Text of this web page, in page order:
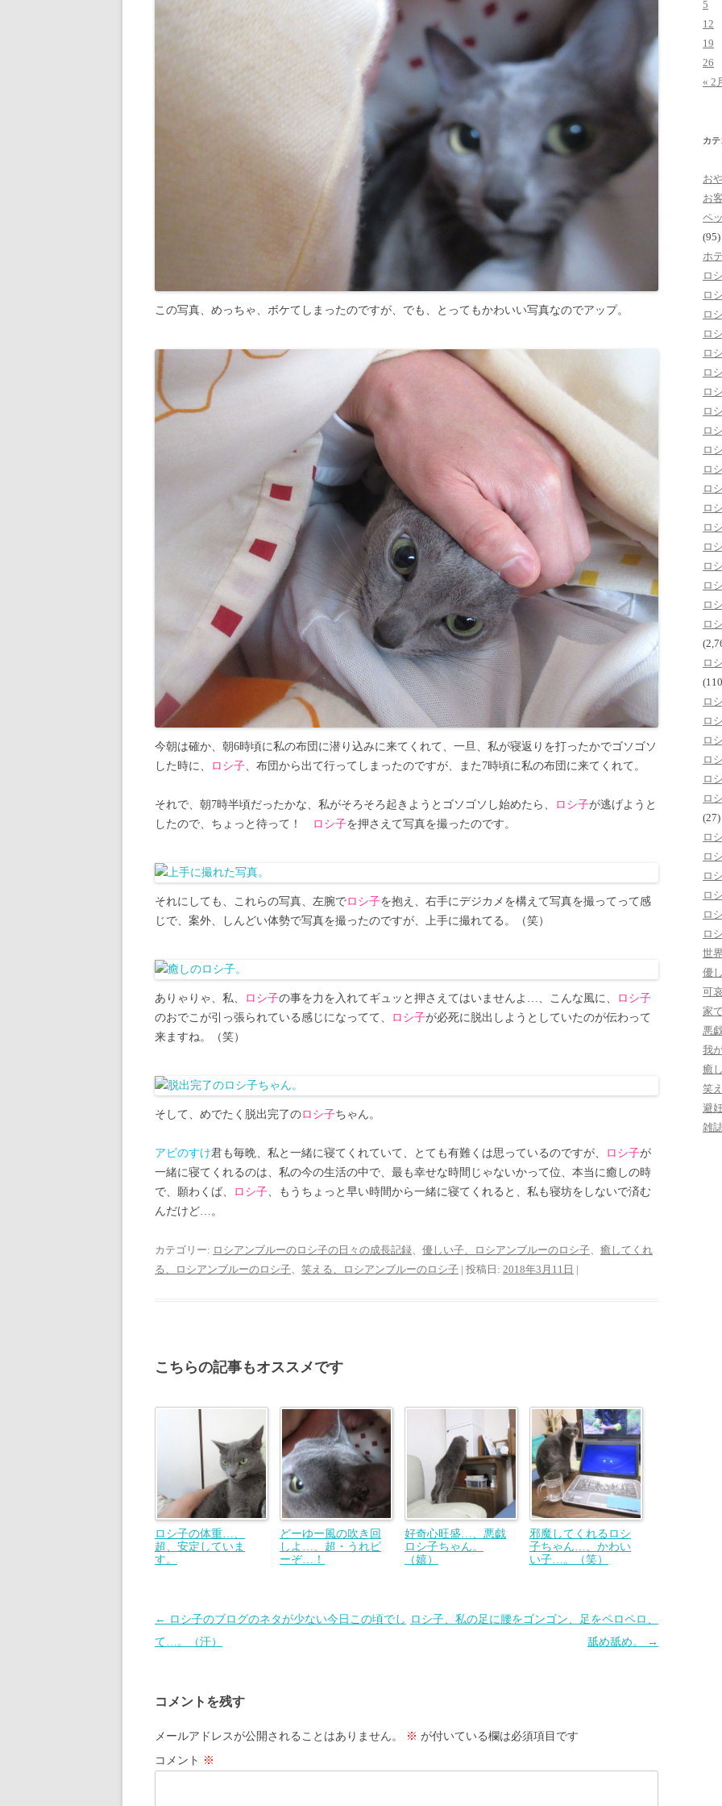
この写真、めっちゃ、ボケてしまったのですが、でも、とってもかわいい写真なのでアップ。
今朝は確か、朝6時頃に私の布団に潜り込みに来てくれて、一旦、私が寝返りを打ったかでゴソゴソ
した時に、
ロシ子、布団から出て行ってしまったのですが、また7時頃に私の布団に来てくれて。
それで、朝7時半頃だったかな、私がそろそろ起きようとゴソゴソし始めたら、 ロシ子が逃げようと
したので、ちょっと待って！
ロシ子を押さえて写真を撮ったのです。
それにしても、これらの写真、左腕でロシ子を抱え、右手にデジカメを構えて写真を撮ってって感
じで、案外、しんどい体勢で写真を撮ったのですが、上手に撮れてる。（笑）
ありゃりゃ、私、 ロシ子の事を力を入れてギュッと押さえてはいませんよ…、こんな風に、
ロシ子
のおでこが引っ張られている感じになってて、
ロシ子が必死に脱出しようとしていたのが伝わって
来ますね。（笑）
そして、めでたく脱出完了のロシ子ちゃん。
アビのすけ君も毎晩、私と一緒に寝てくれていて、とても有難くは思っているのですが、 ロシ子が
一緒に寝てくれるのは、私の今の生活の中で、最も幸せな時間じゃないかって位、本当に癒しの時
で、願わくば、
ロシ子、もうちょっと早い時間から一緒に寝てくれると、私も寝坊をしないで済む
んだけど…。
カテゴリー: ロシアンブルーのロシ子の日々の成長記録、 優しい子、ロシアンブルーのロシ子、 癒してくれ
る、ロシアンブルーのロシ子、 笑える、ロシアンブルーのロシ子 | 投稿日: 2018年3月11日 |
こちらの記事もオススメです
ロシ子の体重…、
超、安定していま
す。
どーゆー風の吹き回
しよ…、超・うれピ
ーぞ…！
好奇心旺盛…、悪戯
ロシ子ちゃん。
（嬉）
邪魔してくれるロシ
子ちゃん…、かわい
い子…。（笑）
投
稿
ゲ
ー
シ
← ロシ子のブログのネタが少ない今日この頃でし
て…。（汗）
ロシ子、私の足に腰をゴンゴン、足をペロペロ、
舐め舐め。
→
コメントを残す
メールアドレスが公開されることはありません。 ※ が付いている欄は必須項目です
コメント ※
5
12
19
26
« 2
カ
お
お
ペ
(95)
ホ
ロ
ロ
ロ
ロ
ロ
ロ
ロ
ロ
ロ
ロ
ロ
ロ
ロ
ロ
ロ
ロ
ロ
ロ
ロ
ロ
ロ
ロ
ロ
ロ
ロ
ロ
(27)
ロ
ロ
ロ
ロ
ロ
ロ
世
優
可
家
悪
我
癒
笑
避
雑